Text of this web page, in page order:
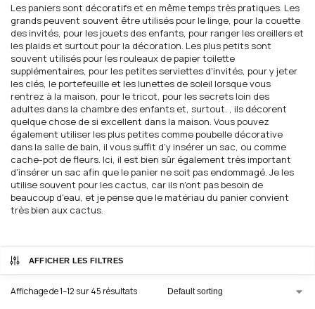
Les paniers sont décoratifs et en même temps très pratiques. Les
grands peuvent souvent être utilisés pour le linge, pour la couette
des invités, pour les jouets des enfants, pour ranger les oreillers et
les plaids et surtout pour la décoration. Les plus petits sont
souvent utilisés pour les rouleaux de papier toilette
supplémentaires, pour les petites serviettes d'invités, pour y jeter
les clés, le portefeuille et les lunettes de soleil lorsque vous
rentrez à la maison, pour le tricot, pour les secrets loin des
adultes dans la chambre des enfants et, surtout. , ils décorent
quelque chose de si excellent dans la maison. Vous pouvez
également utiliser les plus petites comme poubelle décorative
dans la salle de bain, il vous suffit d'y insérer un sac, ou comme
cache-pot de fleurs. Ici, il est bien sûr également très important
d'insérer un sac afin que le panier ne soit pas endommagé. Je les
utilise souvent pour les cactus, car ils n'ont pas besoin de
beaucoup d'eau, et je pense que le matériau du panier convient
très bien aux cactus.
AFFICHER LES FILTRES
Affichage de 1–12 sur 45 résultats